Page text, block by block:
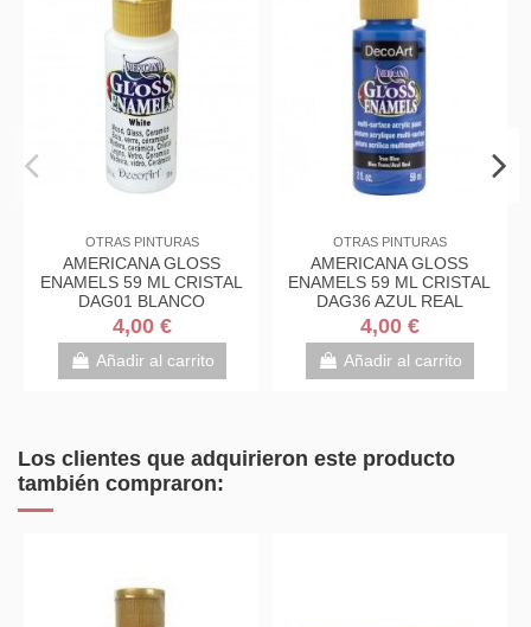
OTRAS PINTURAS
AMERICANA GLOSS
ENAMELS 59 ML CRISTAL
DAG01 BLANCO
4,00 €
Añadir al carrito
OTRAS PINTURAS
AMERICANA GLOSS
ENAMELS 59 ML CRISTAL
DAG36 AZUL REAL
4,00 €
Añadir al carrito
Los clientes que adquirieron este producto
también compraron: